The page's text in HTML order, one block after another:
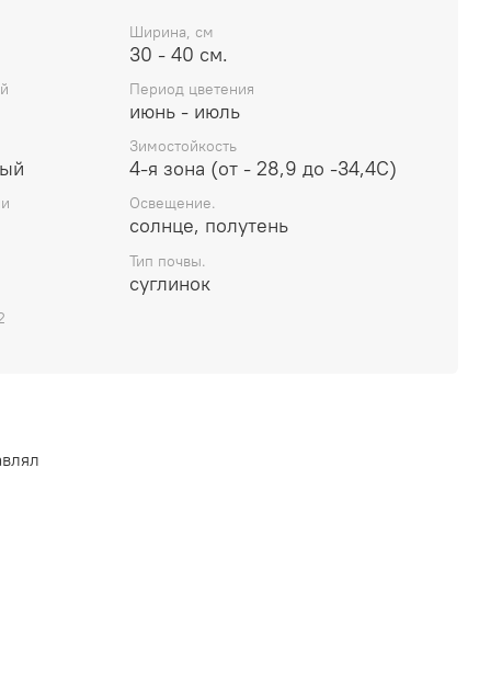
Ширина, см
30 - 40 см.
Период цветения
июнь - июль
Зимостойкость
4-я зона (от - 28,9 до -34,4С)
Освещение.
солнце, полутень
Тип почвы.
суглинок